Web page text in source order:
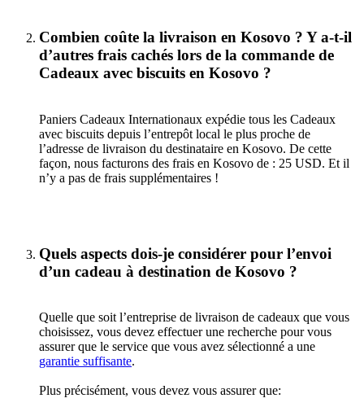
Combien coûte la livraison en Kosovo ? Y a-t-il
d’autres frais cachés lors de la commande de
Cadeaux avec biscuits en Kosovo ?
Paniers Cadeaux Internationaux expédie tous les Cadeaux
avec biscuits depuis l’entrepôt local le plus proche de
l’adresse de livraison du destinataire en Kosovo. De cette
façon, nous facturons des frais en Kosovo de : 25 USD. Et il
n’y a pas de frais supplémentaires !
Quels aspects dois-je considérer pour l’envoi
d’un cadeau à destination de Kosovo ?
Quelle que soit l’entreprise de livraison de cadeaux que vous
choisissez, vous devez effectuer une recherche pour vous
assurer que le service que vous avez sélectionné a une
garantie suffisante.
Plus précisément, vous devez vous assurer que: